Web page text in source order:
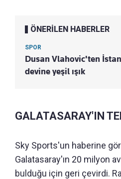
ÖNERİLEN HABERLER
SPOR
Dusan Vlahovic'ten
devine yeşil ışık
GALATASARAY'IN
Sky Sports'un haberine
Galatasaray'ın 20 milyon
bulduğu için geri çevirdi.